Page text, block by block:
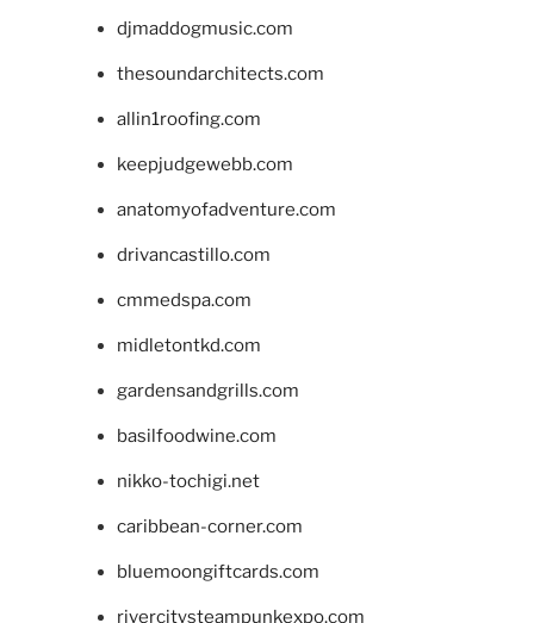
djmaddogmusic.com
thesoundarchitects.com
allin1roofing.com
keepjudgewebb.com
anatomyofadventure.com
drivancastillo.com
cmmedspa.com
midletontkd.com
gardensandgrills.com
basilfoodwine.com
nikko-tochigi.net
caribbean-corner.com
bluemoongiftcards.com
rivercitysteampunkexpo.com